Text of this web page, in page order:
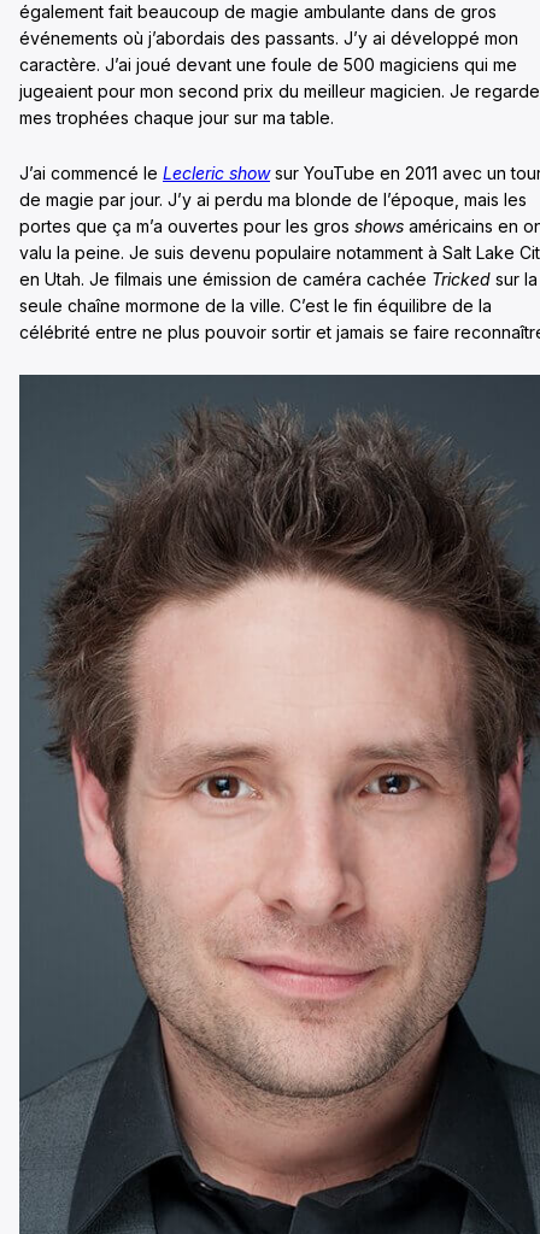
également fait beaucoup de magie ambulante dans de gros
événements où j’abordais des passants. J’y ai développé mon
caractère. J’ai joué devant une foule de 500 magiciens qui me
jugeaient pour mon second prix du meilleur magicien. Je regarde
mes trophées chaque jour sur ma table.
J’ai commencé le Lecleric showsur YouTube en 2011 avec un
de magie par jour. J’y ai perdu ma blonde de l’époque, mais les
portes que ça m’a ouvertes pour les gros shows américains en
valu la peine. Je suis devenu populaire notamment à Salt Lake
en Utah. Je filmais une émission de caméra cachée Tricked sur la
seule chaîne mormone de la ville. C’est le fin équilibre de la
célébrité entre ne plus pouvoir sortir et jamais se faire